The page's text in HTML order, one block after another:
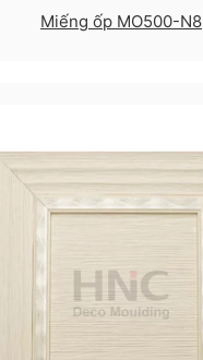
Miếng ốp MO500-N8